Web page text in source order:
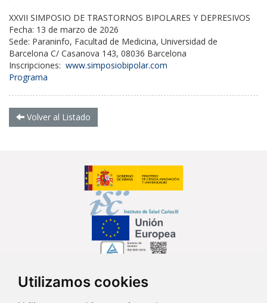
Utilizamos cookies
XXVII SIMPOSIO DE TRASTORNOS BIPOLARES Y DEPRESIVOS
Fecha: 13 de marzo de 2026
Sede: Paraninfo, Facultad de Medicina, Universidad de
Barcelona C/ Casanova 143, 08036 Barcelona
Inscripciones: www.simposiobipolar.com
Programa
Volver al Listado
Síguenos en...